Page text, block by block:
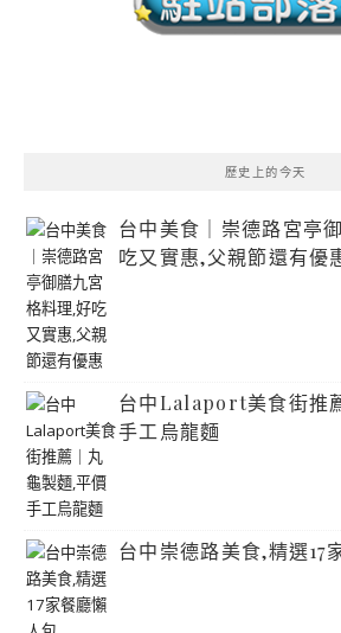
歷史上的今天
台中美食｜崇德路宮亭
吃又實惠,父親節還有優
台中Lalaport美食街推
手工烏龍麵
台中崇德路美食,精選17